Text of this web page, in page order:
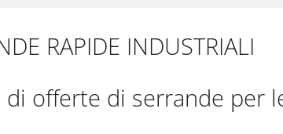
RAPIDE INDUSTRIALI
di offerte di serrande per